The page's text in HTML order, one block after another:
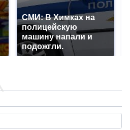
СМИ: В Химках на
полицейскую
машину напали и
подожгли.